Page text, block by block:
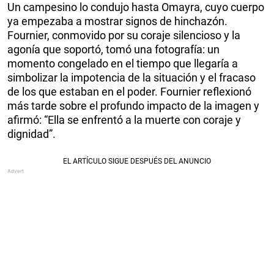
Un campesino lo condujo hasta Omayra, cuyo cuerpo
ya empezaba a mostrar signos de hinchazón.
Fournier, conmovido por su coraje silencioso y la
agonía que soportó, tomó una fotografía: un
momento congelado en el tiempo que llegaría a
simbolizar la impotencia de la situación y el fracaso
de los que estaban en el poder. Fournier reflexionó
más tarde sobre el profundo impacto de la imagen y
afirmó: “Ella se enfrentó a la muerte con coraje y
dignidad”.